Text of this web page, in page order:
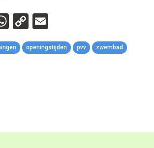
WhatsApp
Copy
Link
openingstijden pvv zwembad